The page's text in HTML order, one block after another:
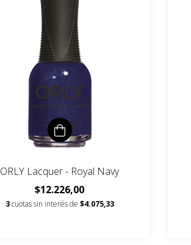
ORLY Lacquer - Royal Navy
$12.226,00
3cuotas sin interés de $4.075,33